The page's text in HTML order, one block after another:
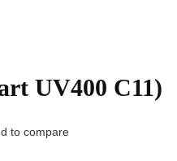
UV400 C11)
to compare